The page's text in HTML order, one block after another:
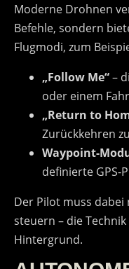
Moderne Drohnen
Befehle, sondern
Flugmodi, zum
„Follow Me“–
oder einem
„Return to
Zurückkehren
Waypoint-
definierte GPS-
Der Pilot muss dabei
steuern – die
Hintergrund.